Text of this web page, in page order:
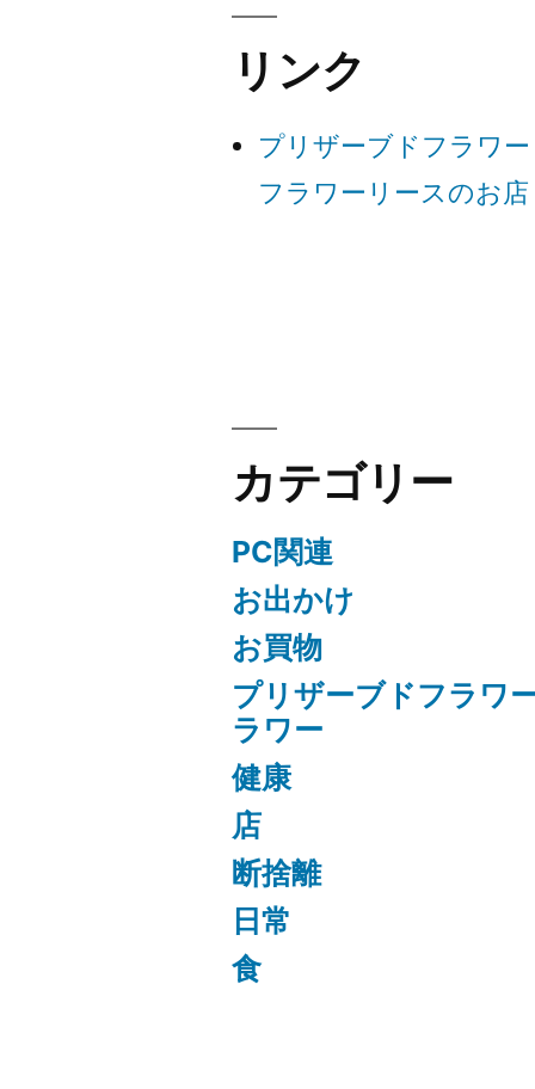
リンク
プリザーブドフラワ
フラワーリースのお
カテゴリー
PC関連
お出かけ
お買物
プリザーブドフラワ
ラワー
健康
店
断捨離
日常
食